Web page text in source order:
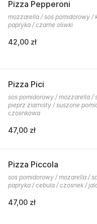
Pizza Pepperoni
mozzarella / sos pomidorowy /
papryka / czarne oliwki
42,00 zł
Pizza Pici
sos pomidorowy / mozzarella /
pieprz ziarnisty / suszone
czosnkowa
47,00 zł
Pizza Piccola
sos pomidorowy / mozarella /
papryka / cebula / czosnek /
47,00 zł